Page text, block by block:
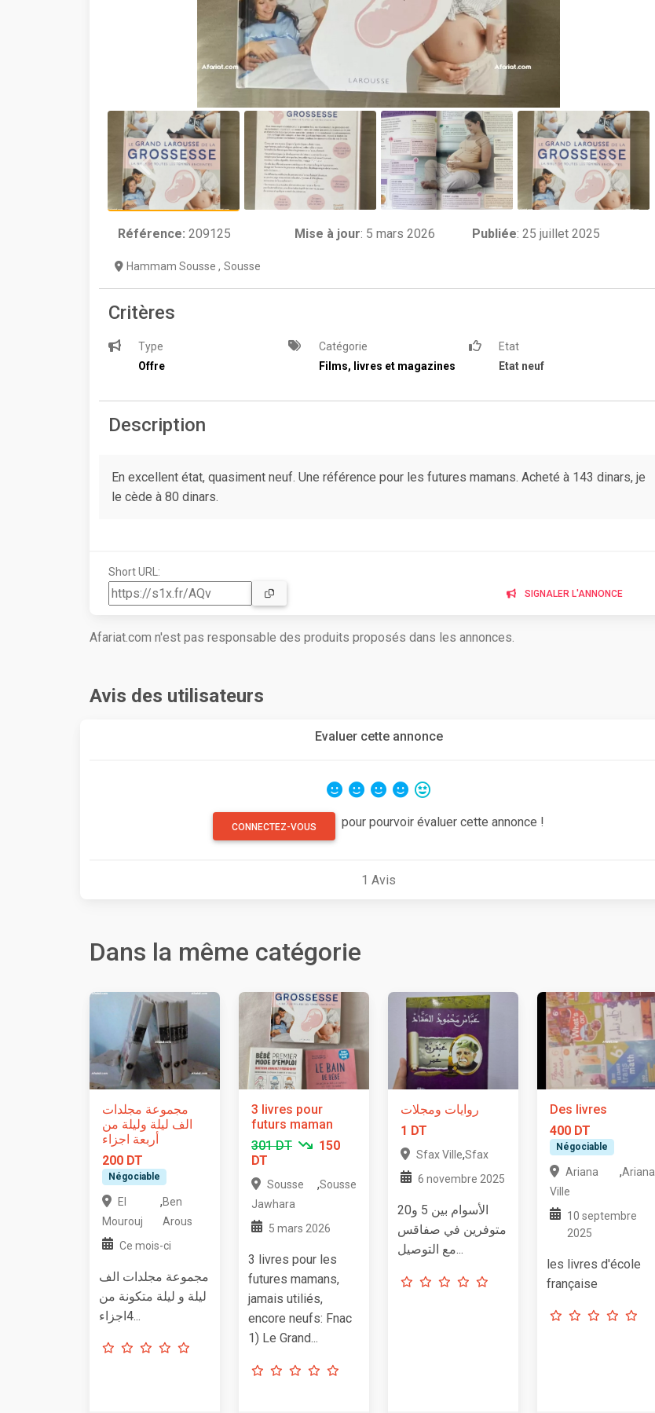
Référence: 209125 Mise à jour: 5 mars 2026 Publiée: 25 juillet 2025
Hammam Sousse , Sousse
Critères
Type
Offre
Catégorie
Films, livres et magazines
Etat
Etat neuf
Description
En excellent état, quasiment neuf. Une référence pour les futures mamans. Acheté à 143 dinars, je
le cède à 80 dinars.
Short URL:
SIGNALER L'ANNONCE
Afariat.com n'est pas responsable des produits proposés dans les annonces.
Avis des utilisateurs
Evaluer cette annonce
CONNECTEZ-VOUS pour pourvoir évaluer cette annonce !
1 Avis
Dans la même catégorie
مجموعة مجلدات
الف ليلة وليلة من
أربعة اجزاء
200 DT
Négociable
El
Mourouj
,Ben
Arous
Ce mois-ci
مجموعة مجلدات الف
ليلة و ليلة متكونة من
4اجزاء...
3 livres pour
futurs maman
301 DT
150
DT
Sousse
Jawhara
,Sousse
5 mars 2026
3 livres pour les
futures mamans,
jamais utiliés,
encore neufs: Fnac
1) Le Grand...
روايات ومجلات
1 DT
Sfax Ville,Sfax
6 novembre 2025
الأسوام بين 5 و20
متوفرين في صفاقس
مع التوصيل...
Des livres
400 DT
Négociable
Ariana
Ville
,Ariana
10 septembre
2025
les livres d'école
française